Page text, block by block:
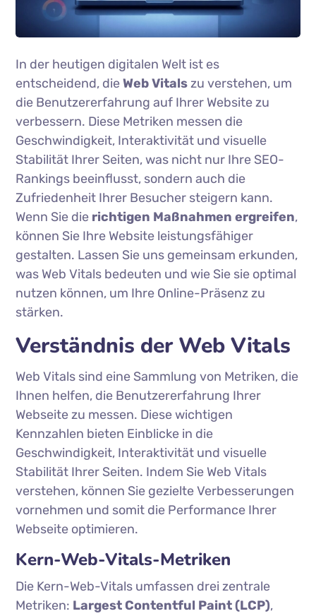
In der heutigen digitalen Welt ist es
entscheidend, dieWeb Vitalszu verstehen, um
die Benutzererfahrung auf Ihrer Website zu
verbessern. Diese Metriken messen die
Geschwindigkeit, Interaktivität und visuelle
Stabilität Ihrer Seiten, was nicht nur Ihre SEO-
Rankings beeinflusst, sondern auch die
Zufriedenheit Ihrer Besucher steigern kann.
Wenn Sie die richtigen Maßnahmen ergreifen,
können Sie Ihre Website leistungsfähiger
gestalten. Lassen Sie uns gemeinsam erkunden,
was Web Vitals bedeuten und wie Sie sie optimal
nutzen können, um Ihre Online-Präsenz zu
stärken.
Verständnis der Web Vitals
Web Vitals sind eine Sammlung von Metriken, die
Ihnen helfen, die Benutzererfahrung Ihrer
Webseite zu messen. Diese wichtigen
Kennzahlen bieten Einblicke in die
Geschwindigkeit, Interaktivität und visuelle
Stabilität Ihrer Seiten. Indem Sie Web Vitals
verstehen, können Sie gezielte Verbesserungen
vornehmen und somit die Performance Ihrer
Webseite optimieren.
Kern-Web-Vitals-Metriken
Die Kern-Web-Vitals umfassen drei zentrale
Metriken: Largest Contentful Paint (LCP),